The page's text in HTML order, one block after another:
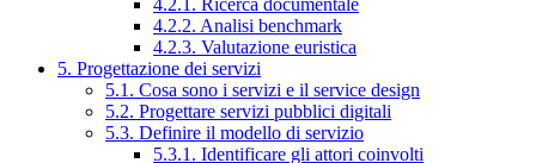
4.2.1. Ricerca documentale
4.2.2. Analisi benchmark
4.2.3. Valutazione euristica
5. Progettazione dei servizi
5.1. Cosa sono i servizi e il service design
5.2. Progettare servizi pubblici digitali
5.3. Definire il modello di servizio
5.3.1. Identificare gli attori coinvolti